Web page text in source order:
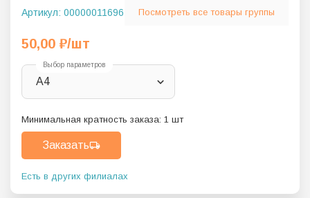
Артикул: 00000011696 Посмотреть все товары группы
50,00 ₽/шт
Выбор параметров
A4
Минимальная кратность заказа: 1 шт
Заказать
Есть в других филиалах